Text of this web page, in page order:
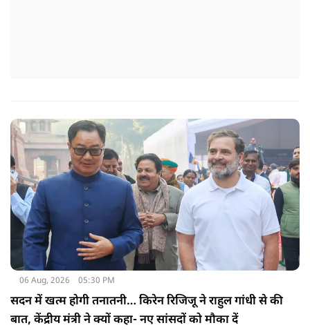
06 Aug, 2026 05:30 PM
सदन में खत्म होगी तनातनी… किरेन रिजिजू ने राहुल गांधी से की
बात, केंद्रीय मंत्री ने क्यों कहा- नए सांसदों को मौका दें